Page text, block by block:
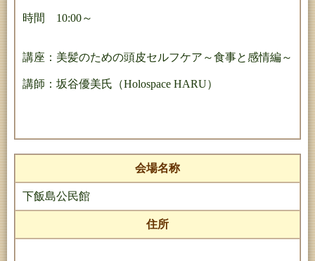
時間 10:00～
講座：美髪のための頭皮セルフケア～食事と感情編～
講師：坂谷優美氏（Holospace HARU）
会場名称
下飯島公民館
住所